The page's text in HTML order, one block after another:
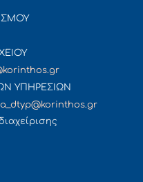
ΥΠΗΡΕΣΙΩΝ